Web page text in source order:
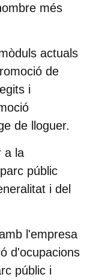
més
actuals
de
i
de lloguer.
a la
públic
i del
l'empresa
d'ocupacions
públic i